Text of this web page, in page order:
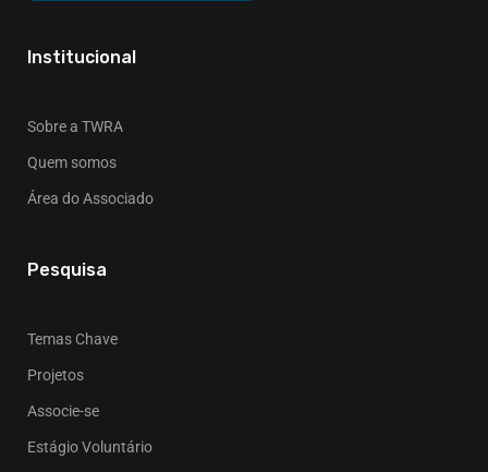
Institucional
Sobre a TWRA
Quem somos
Área do Associado
Pesquisa
Temas Chave
Projetos
Associe-se
Estágio Voluntário